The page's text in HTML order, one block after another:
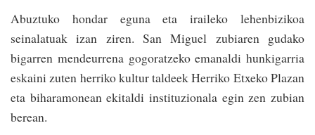
Abuztuko hondar eguna eta iraileko lehenbizikoa
seinalatuak izan ziren. San Miguel zubiaren gudako
bigarren mendeurrena gogoratzeko emanaldi hunkigarria
eskaini zuten herriko kultur taldeek Herriko Etxeko Plazan
eta biharamonean ekitaldi instituzionala egin zen zubian
berean.